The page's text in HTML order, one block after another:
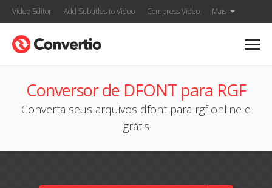
Video Editor Add Subtitles to Video Compress Video Mais
Conversor de DFONT para RGF
Converta seus arquivos dfont para rgf online e
grátis